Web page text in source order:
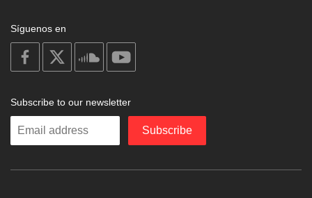
Síguenos en
on
facebook
soundcloud
Subscribe to our newsletter
Enter
Subscribe